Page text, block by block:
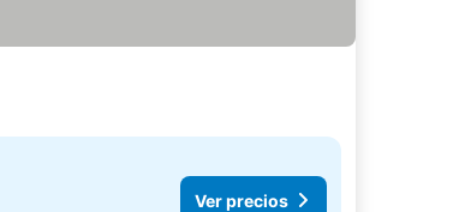
Ver precios